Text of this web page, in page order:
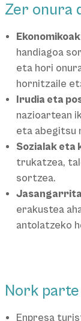
Zer onura
Ekonomikoak
handiagoa
eta hori
hornitzaile
Irudia eta
nazioartean
eta abegitsu
Sozialak eta
trukatzea,
sortzea.
erakustea
antolatzeko
Nork
Enpresa